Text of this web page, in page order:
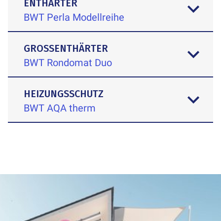
ENTHÄRTER
BWT Perla Modellreihe
GROSSENTHÄRTER
BWT Rondomat Duo
HEIZUNGSSCHUTZ
BWT AQA therm